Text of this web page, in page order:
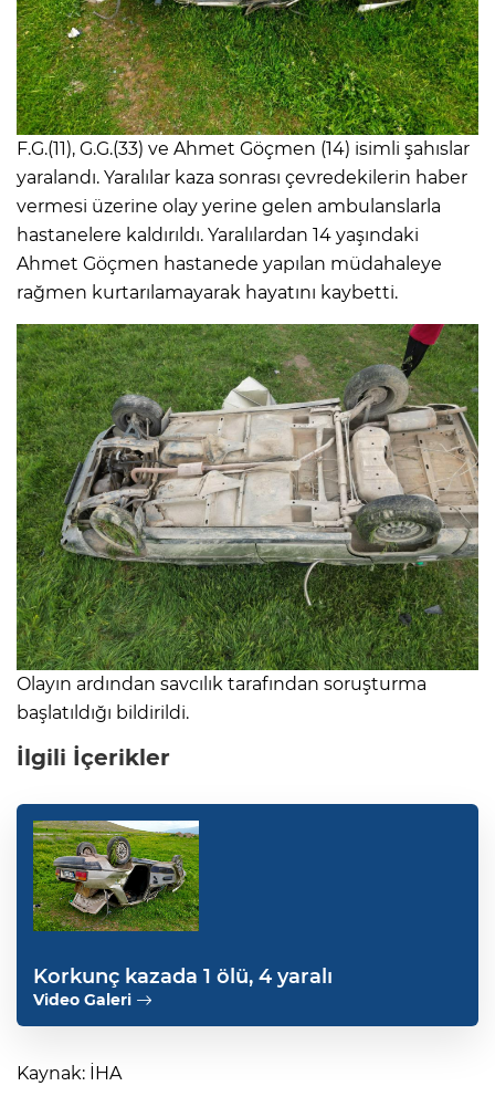
F.G.(11), G.G.(33) ve Ahmet Göçmen (14) isimli şahıslar
yaralandı. Yaralılar kaza sonrası çevredekilerin haber
vermesi üzerine olay yerine gelen ambulanslarla
hastanelere kaldırıldı. Yaralılardan 14 yaşındaki
Ahmet Göçmen hastanede yapılan müdahaleye
rağmen kurtarılamayarak hayatını kaybetti.
Olayın ardından savcılık tarafından soruşturma
başlatıldığı bildirildi.
İlgili İçerikler
Korkunç kazada 1 ölü, 4 yaralı
Video Galeri
Kaynak: İHA